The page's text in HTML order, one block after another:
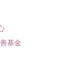
基金